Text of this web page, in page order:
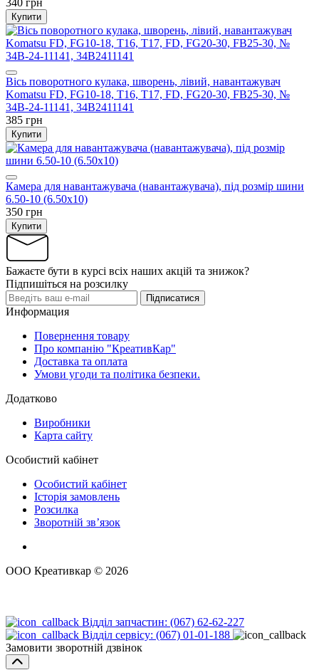
340 грн
Купити
Вісь поворотного кулака, шворень, лівий, навантажувач
Komatsu FD, FG10-18, T16, T17, FD, FG20-30, FB25-30, №
34B-24-11141, 34B2411141
385 грн
Купити
Камера для навантажувача (навантажувача), під розмір шини
6.50-10 (6.50х10)
350 грн
Купити
Бажаєте бути в курсі всіх наших акцій та знижок?
Підпишіться на розсилку
Підписатися
Информация
Повернення товару
Про компанію "КреативКар"
Доставка та оплата
Умови угоди та політика безпеки.
Додатково
Виробники
Карта сайту
Особистий кабінет
Особистий кабінет
Історія замовлень
Розсилка
Зворотній зв’язок
ООО Креативкар © 2026
Відділ запчастин: (067) 62-62-227
Відділ сервісу: (067) 01-01-188
Замовити зворотній дзвінок